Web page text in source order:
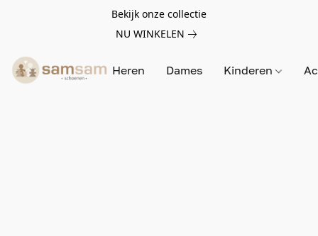
Bekijk onze collectie
NU WINKELEN
Heren Dames Kinderen